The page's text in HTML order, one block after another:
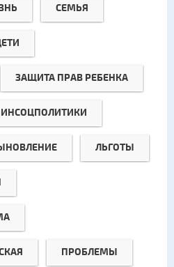
СЕМЬЯ
ЗАЩИТА ПРАВ РЕБЕНКА
ЛЬГОТЫ
ПРОБЛЕМЫ